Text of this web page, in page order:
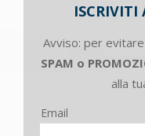
ISCRIVITI
Avviso: per
SPAM o
alla
Email